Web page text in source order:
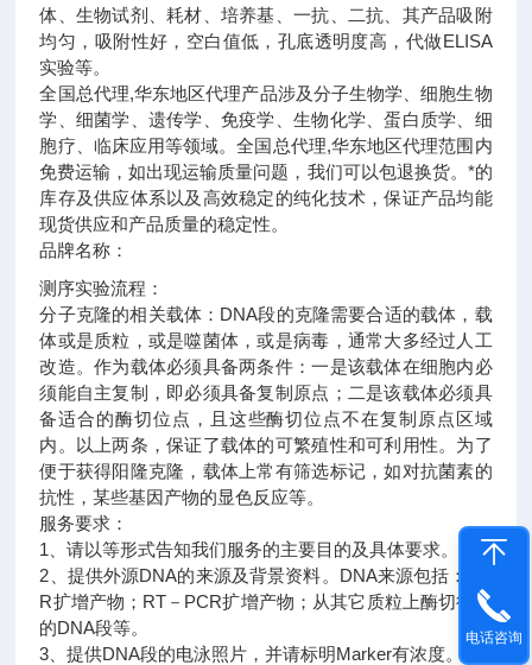
体、生物试剂、耗材、培养基、一抗、二抗、其产品吸附
均匀，吸附性好，空白值低，孔底透明度高，代做ELISA
实验等。
全国总代理,华东地区代理产品涉及分子生物学、细胞生物
学、细菌学、遗传学、免疫学、生物化学、蛋白质学、细
胞疗、临床应用等领域。全国总代理,华东地区代理范围内
免费运输，如出现运输质量问题，我们可以包退换货。 *的
库存及供应体系以及高效稳定的纯化技术，保证产品均能
现货供应和产品质量的稳定性。
品牌名称：
测序实验流程：
分子克隆的相关载体：DNA段的克隆需要合适的载体，载
体或是质粒，或是噬菌体，或是病毒，通常大多经过人工
改造。作为载体必须具备两条件：一是该载体在细胞内必
须能自主复制，即必须具备复制原点；二是该载体必须具
备适合的酶切位点，且这些酶切位点不在复制原点区域
内。以上两条，保证了载体的可繁殖性和可利用性。为了
便于获得阳隆克隆，载体上常有筛选标记，如对抗菌素的
抗性，某些基因产物的显色反应等。
服务要求：
1、请以等形式告知我们服务的主要目的及具体要求。
2、提供外源DNA的来源及背景资料。DNA来源包括：PC
R扩增产物；RT－PCR扩增产物；从其它质粒上酶切得到
的DNA段等。
3、提供DNA段的电泳照片，并请标明Marker有浓度。
电话咨询